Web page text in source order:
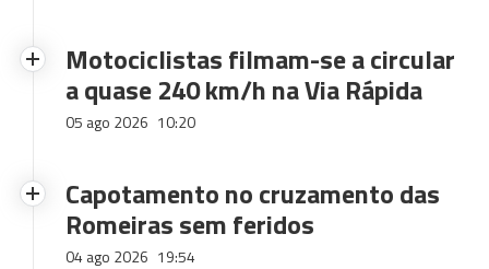
Motociclistas filmam-se a circular
a quase 240 km/h na Via Rápida
05 ago 2026 10:20
Capotamento no cruzamento das
Romeiras sem feridos
04 ago 2026 19:54